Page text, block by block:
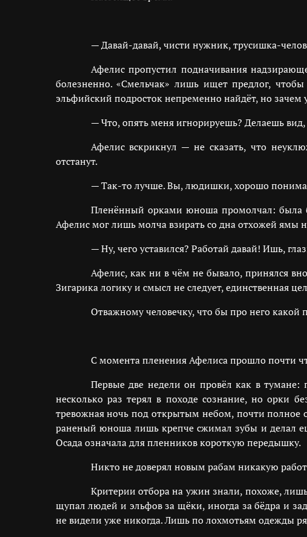
— Давай-давай, чисти нужник, трусишка-
Афелис пропустил подначивания
болезненно. «Смельчак» лишь ищет предлог,
эльфийский подросток непременно найдёт, но зачем
— Что, опять меня игнорируешь? Делаешь
Афелис вскрикнул — не сказать, что
отстанут.
— Так-то лучше. Вы, людишки, хорошо
Пленённый орками юноша промолчал: была
Афелис мог лишь молча взирать со дна отхожей ямы
— Ну, чего уставился? Работай давай! Ишь,
Афелис, как ни в чём не бывало, принялся
Зигарика логику и смысл не следует, единственная
Отважному человечку, что бы про него какой
С момента пленения Афелиса прошло почти
Первые две недели он провёл как в тумане:
несколько раз терял в походе сознание, но орки
тревожная ночь под открытым небом, почти
раненый юноша лишь крепче сжимал зубы и делал
Осада означала для пленников короткую передышку.
Никто не доверял новым рабам никакую
Критерии отбора на ужин знали, похоже,
щупал людей и эльфов за щёки, иногда за бёдра и
не видели уже никогда. Лишь по лохмотьям одежды